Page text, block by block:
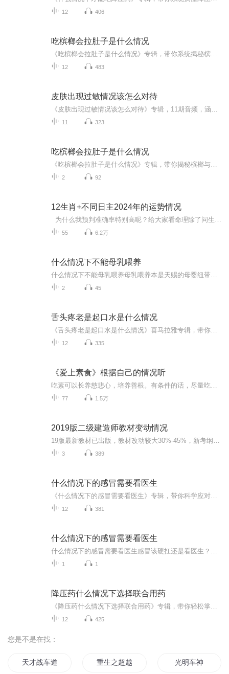
12 406
吃槟榔会拉肚子是什么情况
12 483
皮肤出现过敏情况该怎么对待
11 323
吃槟榔会拉肚子是什么情况
2 92
12生肖+不同日主2024年的运势情况
55 6.2万
什么情况下不能母乳喂养
2 45
舌头疼老是起口水是什么情况
12 335
《爱上素食》根据自己的情况听
77 1.5万
2019版二级建造师教材变动情况
3 389
什么情况下的感冒需要看医生
12 381
什么情况下的感冒需要看医生
1 1
降压药什么情况下选择联合用药
12 425
您是不是在找：
天才战车道少女 重生之超越车神 光明车神